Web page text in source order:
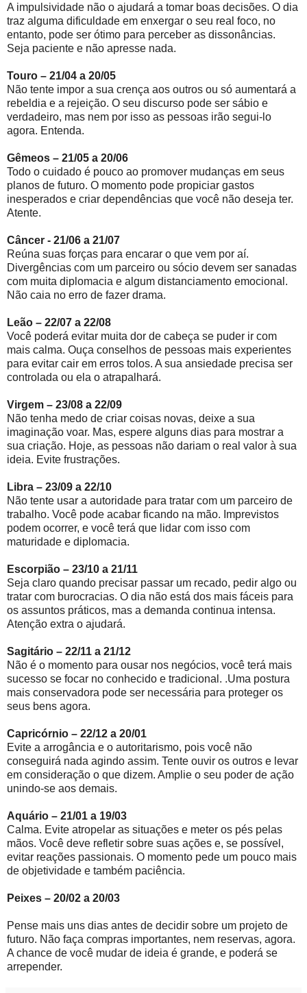
A impulsividade não o ajudará a tomar boas decisões. O dia
traz alguma dificuldade em enxergar o seu real foco, no
entanto, pode ser ótimo para perceber as dissonâncias.
Seja paciente e não apresse nada.
Touro – 21/04 a 20/05
Não tente impor a sua crença aos outros ou só aumentará a
rebeldia e a rejeição. O seu discurso pode ser sábio e
verdadeiro, mas nem por isso as pessoas irão segui-lo
agora. Entenda.
Gêmeos – 21/05 a 20/06
Todo o cuidado é pouco ao promover mudanças em seus
planos de futuro. O momento pode propiciar gastos
inesperados e criar dependências que você não deseja ter.
Atente.
Câncer - 21/06 a 21/07
Reúna suas forças para encarar o que vem por aí.
Divergências com um parceiro ou sócio devem ser sanadas
com muita diplomacia e algum distanciamento emocional.
Não caia no erro de fazer drama.
Leão – 22/07 a 22/08
Você poderá evitar muita dor de cabeça se puder ir com
mais calma. Ouça conselhos de pessoas mais experientes
para evitar cair em erros tolos. A sua ansiedade precisa ser
controlada ou ela o atrapalhará.
Virgem – 23/08 a 22/09
Não tenha medo de criar coisas novas, deixe a sua
imaginação voar. Mas, espere alguns dias para mostrar a
sua criação. Hoje, as pessoas não dariam o real valor à sua
ideia. Evite frustrações.
Libra – 23/09 a 22/10
Não tente usar a autoridade para tratar com um parceiro de
trabalho. Você pode acabar ficando na mão. Imprevistos
podem ocorrer, e você terá que lidar com isso com
maturidade e diplomacia.
Escorpião – 23/10 a 21/11
Seja claro quando precisar passar um recado, pedir algo ou
tratar com burocracias. O dia não está dos mais fáceis para
os assuntos práticos, mas a demanda continua intensa.
Atenção extra o ajudará.
Sagitário – 22/11 a 21/12
Não é o momento para ousar nos negócios, você terá mais
sucesso se focar no conhecido e tradicional. .Uma postura
mais conservadora pode ser necessária para proteger os
seus bens agora.
Capricórnio – 22/12 a 20/01
Evite a arrogância e o autoritarismo, pois você não
conseguirá nada agindo assim. Tente ouvir os outros e levar
em consideração o que dizem. Amplie o seu poder de ação
unindo-se aos demais.
Aquário – 21/01 a 19/03
Calma. Evite atropelar as situações e meter os pés pelas
mãos. Você deve refletir sobre suas ações e, se possível,
evitar reações passionais. O momento pede um pouco mais
de objetividade e também paciência.
Peixes – 20/02 a 20/03
Pense mais uns dias antes de decidir sobre um projeto de
futuro. Não faça compras importantes, nem reservas, agora.
A chance de você mudar de ideia é grande, e poderá se
arrepender.